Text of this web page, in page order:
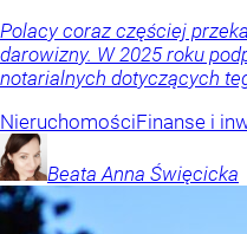
Polacy coraz częściej
darowizny. W 2025 roku
notarialnych dotyczących
NieruchomościFinanse i
Beata Anna Święcicka